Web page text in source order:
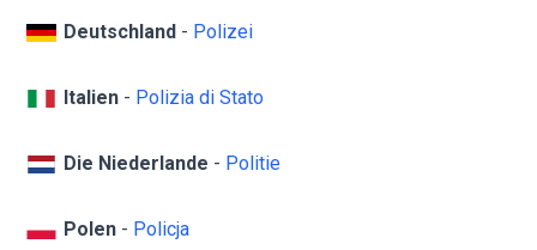
Deutschland - Polizei
Italien - Polizia di Stato
Die Niederlande - Politie
Polen - Policja